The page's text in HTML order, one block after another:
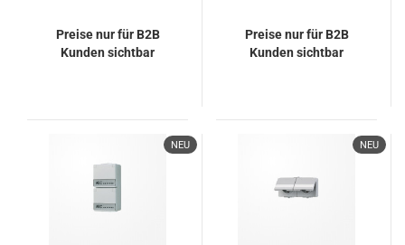
Preise nur für B2B
Kunden sichtbar
Preise nur für B2B
Kunden sichtbar
NEU NEU